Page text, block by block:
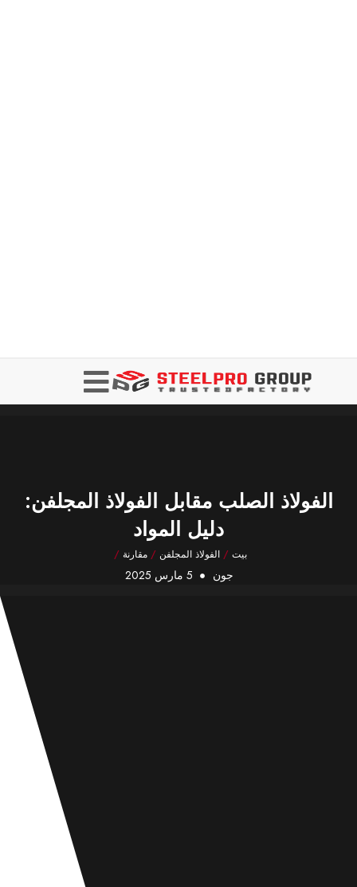
الفولاذ الصلب مقابل الفولاذ المجلفن:
دليل المواد
بيت /الفولاذ المجلفن /مقارنة /
جون 5 مارس 2025